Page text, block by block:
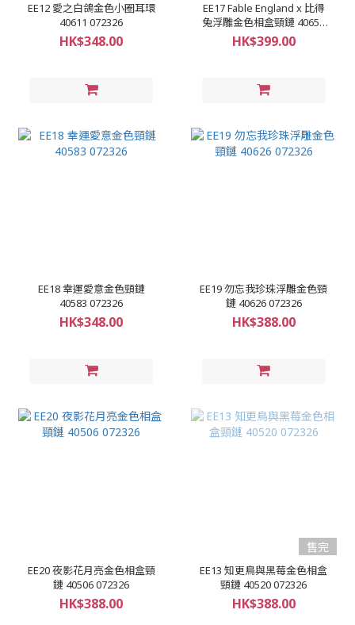
EE12 愛之白鴿金色小圈耳環
40611 072326
HK$348.00
EE17 Fable England x 比得
兔浮雕金色相盒頸鏈 40657
072326
HK$399.00
EE18 幸運愛意金色頸鏈
40583 072326
HK$348.00
EE19 勿忘我珍珠浮雕金色頸
鏈 40626 072326
HK$388.00
EE20 夜影花月亮金色相盒頸
鏈 40506 072326
HK$388.00
售完
EE13 知更鳥與黑莓金色相盒
頸鏈 40520 072326
HK$388.00